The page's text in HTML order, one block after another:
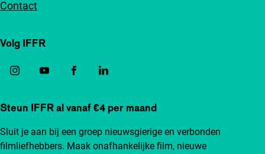
Contact
Volg IFFR
Steun IFFR al vanaf €4 per maand
Sluit je aan bij een groep nieuwsgierige en verbonden
filmliefhebbers. Maak onafhankelijke film, nieuwe